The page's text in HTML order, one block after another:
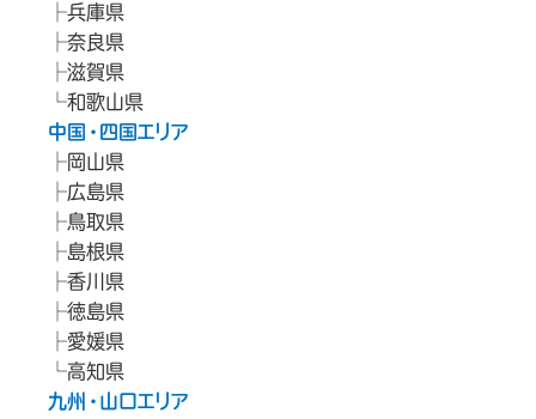
兵庫県
奈良県
滋賀県
和歌山県
中国・四国エリア
岡山県
広島県
鳥取県
島根県
香川県
徳島県
愛媛県
高知県
九州・山口エリア